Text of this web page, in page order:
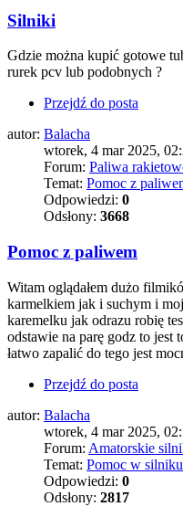
Silniki
Gdzie można kupić gotowe
rurek pcv lub podobnych ?
Przejdź do posta
autor: Balacha
wtorek, 4 mar 2025,
Forum: Paliwa
Temat: Pomoc z
Odpowiedzi: 0
Odsłony: 3668
Pomoc z paliwem
Witam oglądałem dużo
karmelkiem jak i suchym i
karemelku jak odrazu robię
odstawie na parę godz to jest
łatwo zapalić do tego jest
Przejdź do posta
autor: Balacha
wtorek, 4 mar 2025,
Forum: Amatorskie
Temat: Pomoc w
Odpowiedzi: 0
Odsłony: 2817